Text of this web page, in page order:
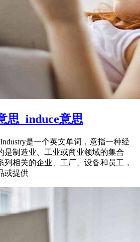
思_induce意思
是一个英文单词，意指一种经
是制造业、工业或商业领域的集合
列相关的企业、工厂、设备和员工，
或提供